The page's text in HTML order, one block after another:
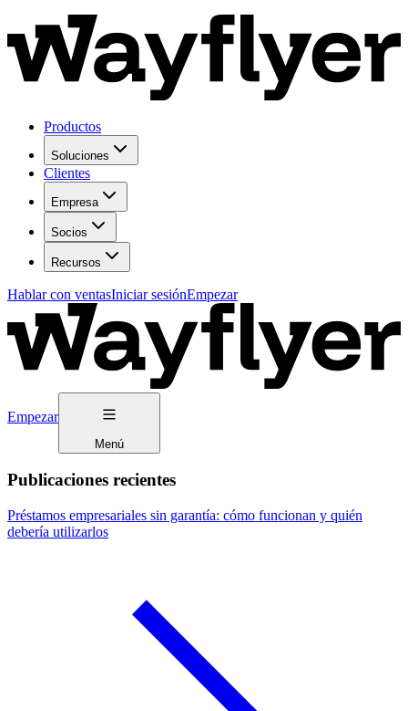
Productos
Soluciones
Clientes
Empresa
Socios
Recursos
Hablar con ventasIniciar sesiónEmpezar
Empezar
Menú
Publicaciones recientes
Préstamos empresariales sin garantía: cómo funcionan y quién
debería utilizarlos